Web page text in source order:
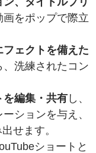
画をポップで際立
ェクトを備えた
洗練されたコン
を編集・共有し、
ションを与え、
せます。
ショートと